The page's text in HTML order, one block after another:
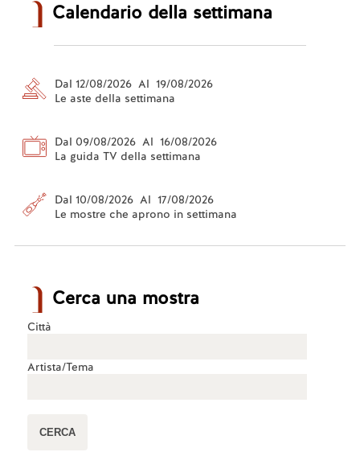
Calendario della settimana
Dal 12/08/2026 Al 19/08/2026
Le aste della settimana
Dal 09/08/2026 Al 16/08/2026
La guida TV della settimana
Dal 10/08/2026 Al 17/08/2026
Le mostre che aprono in settimana
Cerca una mostra
Città
Artista/Tema